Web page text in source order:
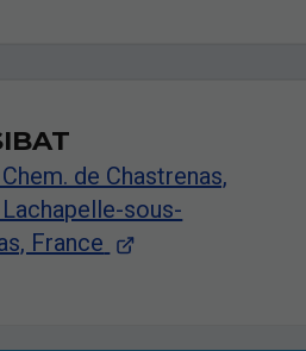
de Chastrenas,
sous-
France